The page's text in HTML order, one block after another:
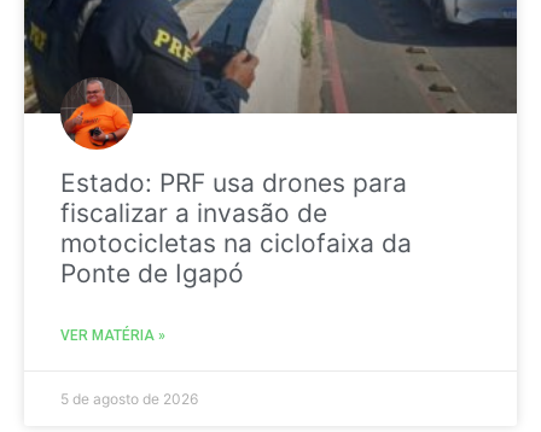
Estado: PRF usa drones para
fiscalizar a invasão de
motocicletas na ciclofaixa da
Ponte de Igapó
VER MATÉRIA »
5 de agosto de 2026